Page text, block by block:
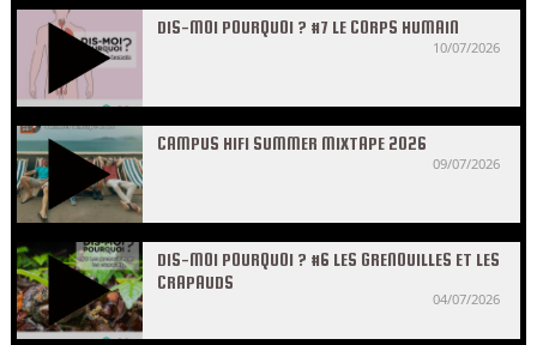
DIS-MOI POURQUOI ? #7 LE CORPS HUMAIN
10/07/2026
CAMPUS HIFI SUMMER MIXTAPE 2026
09/07/2026
DIS-MOI POURQUOI ? #6 LES GRENOUILLES ET LES
CRAPAUDS
04/07/2026